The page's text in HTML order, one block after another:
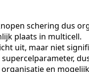
schering dus
plaats in multicell.
uit, maar niet
en